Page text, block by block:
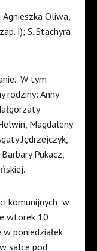
Oliwa,
I); S. Stachyra
W tym
rodziny: Anny
Magdaleny
Jędrzejczyk,
Pukacz,
komunijnych: w
wtorek 10
poniedziałek
salce pod